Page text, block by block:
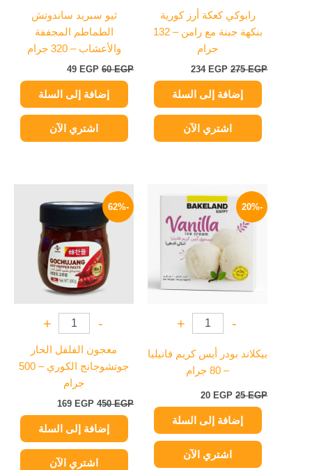
رابوكي كعكة أرز كورية
بنكهة جبنة مع رامن – 132
جرام
275EGP
234 EGP
إضافة إلى السلة
اشتري الآن
ثيو سبريد ساندوتش
الطماطم المجففة
والأعشاب – 320 جرام
60EGP
49 EGP
إضافة إلى السلة
اشتري الآن
-20%
-
+
بيكلاند بودر أيس كريم فانيليا
– 80 جرام
25EGP
الأصلي
هو:
20 EGP
الحالي
20 EGP.
إضافة إلى السلة
اشتري الآن
-62%
-
+
معجون الفلفل الحار
جوتشوجانج الكوري – 500
جرام
450EGP
الأصلي
هو:
450 EGP.
169 EGP
الحالي
169 EGP.
إضافة إلى السلة
اشتري الآن